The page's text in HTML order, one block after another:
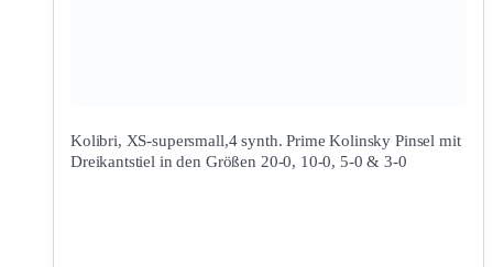
Kolibri, XS-supersmall,4 synth. Prime Kolinsky Pinsel mit
Dreikantstiel in den Größen 20-0, 10-0, 5-0 & 3-0